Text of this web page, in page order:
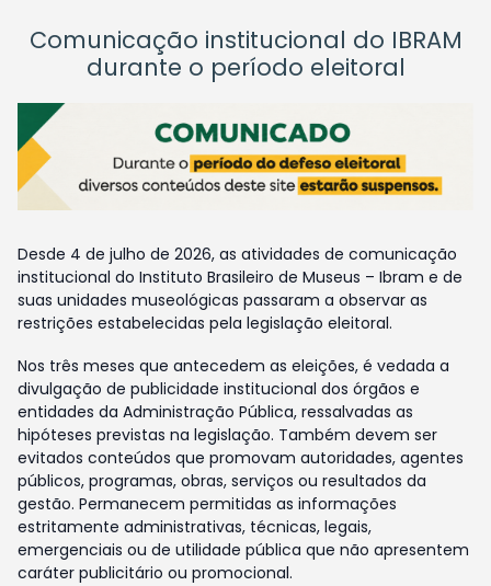
Comunicação institucional do IBRAM
durante o período eleitoral
Desde 4 de julho de 2026, as atividades de comunicação
institucional do Instituto Brasileiro de Museus – Ibram e de
suas unidades museológicas passaram a observar as
restrições estabelecidas pela legislação eleitoral.
Nos três meses que antecedem as eleições, é vedada a
divulgação de publicidade institucional dos órgãos e
entidades da Administração Pública, ressalvadas as
hipóteses previstas na legislação. Também devem ser
evitados conteúdos que promovam autoridades, agentes
públicos, programas, obras, serviços ou resultados da
gestão. Permanecem permitidas as informações
estritamente administrativas, técnicas, legais,
emergenciais ou de utilidade pública que não apresentem
caráter publicitário ou promocional.